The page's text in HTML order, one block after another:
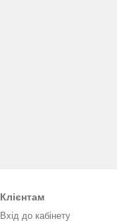
Клієнтам
Вхід до кабінету